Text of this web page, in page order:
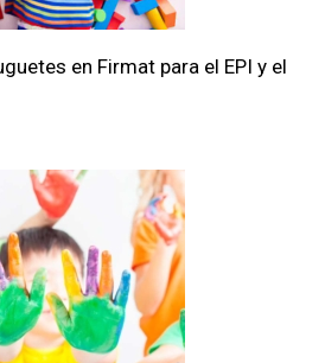
en Firmat para el EPI y el